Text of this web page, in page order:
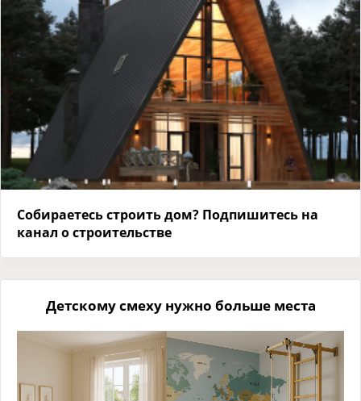
Собираетесь строить дом? Подпишитесь на
канал о строительстве
Детскому смеху нужно больше места